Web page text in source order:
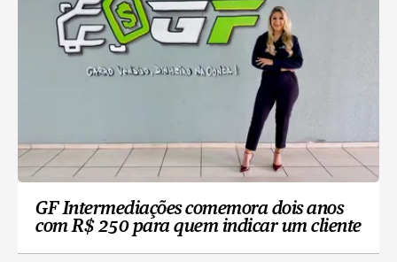
GF Intermediações comemora dois anos
com R$ 250 para quem indicar um cliente